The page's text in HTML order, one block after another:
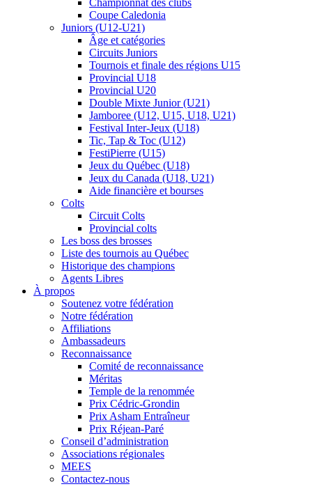
Championnat des clubs
Coupe Caledonia
Juniors (U12-U21)
Âge et catégories
Circuits Juniors
Tournois et finale des régions U15
Provincial U18
Provincial U20
Double Mixte Junior (U21)
Jamboree (U12, U15, U18, U21)
Festival Inter-Jeux (U18)
Tic, Tap & Toc (U12)
FestiPierre (U15)
Jeux du Québec (U18)
Jeux du Canada (U18, U21)
Aide financière et bourses
Colts
Circuit Colts
Provincial colts
Les boss des brosses
Liste des tournois au Québec
Historique des champions
Agents Libres
À propos
Soutenez votre fédération
Notre fédération
Affiliations
Ambassadeurs
Reconnaissance
Comité de reconnaissance
Méritas
Temple de la renommée
Prix Cédric-Grondin
Prix Asham Entraîneur
Prix Réjean-Paré
Conseil d’administration
Associations régionales
MEES
Contactez-nous